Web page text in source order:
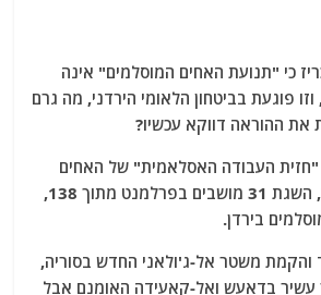
כי "תנועת האחים המוסלמים" אינה
פוגעת בביטחון הלאומי הירדני, מה גרם
ההוראה דווקא עכשיו?
"חזית העבודה האסלאמית" של האחים
המוסלמים סניף ירדן, השגת 31 מושבים בפרלמנט מתוך 138,
בירדן.
והקמת משטר אל-ג'ולאני החדש בסוריה,
עשיר בדאעש ואל-קאעידה האומנם אבל